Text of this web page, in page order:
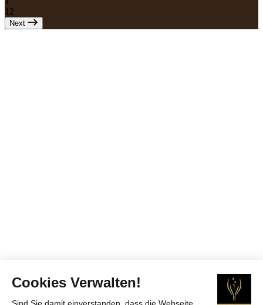
Cookies Verwalten!
Sind Sie damit einverstanden, dass die Webseite
12
Next